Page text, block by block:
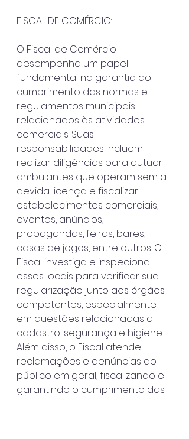
FISCAL DE COMÉRCIO:
O Fiscal de Comércio
desempenha um papel
fundamental na garantia do
cumprimento das normas e
regulamentos municipais
relacionados às atividades
comerciais. Suas
responsabilidades incluem
realizar diligências para autuar
ambulantes que operam sem a
devida licença e fiscalizar
estabelecimentos comerciais,
eventos, anúncios,
propagandas, feiras, bares,
casas de jogos, entre outros. O
Fiscal investiga e inspeciona
esses locais para verificar sua
regularização junto aos órgãos
competentes, especialmente
em questões relacionadas a
cadastro, segurança e higiene.
Além disso, o Fiscal atende
reclamações e denúncias do
público em geral, fiscalizando e
garantindo o cumprimento das